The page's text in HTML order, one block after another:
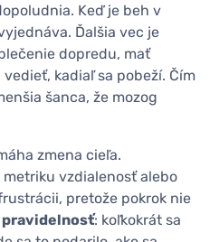
Keď je beh v
Ďalšia vec je
dopredu, mať
kadiaľ sa pobeží. Čím
šanca, že mozog
zmena cieľa.
vzdialenosť alebo
pretože pokrok nie
pravidelnosť: koľkokrát sa